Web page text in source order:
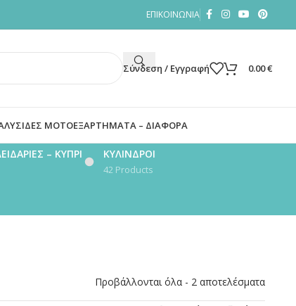
ΕΠΙΚΟΙΝΩΝΙΑ
Σύνδεση / Εγγραφή 0.00€
ΜΟΤΟΕΞΑΡΤΗΜΑΤΑ – ΔΙΑΦΟΡΑ
– ΚΥΠΡΙ ΚΥΛΙΝΔΡΟΙ
42 Products
Προβάλλονται όλα - 2 αποτελέσματα